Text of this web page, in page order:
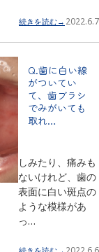
続きを読む→ 2022.6.7
Q.歯に白い線
がついてい
て、歯ブラシ
でみがいても
取れ…
しみたり、痛みも
ないけれど、歯の
表面に白い斑点の
ような模様があ
っ…